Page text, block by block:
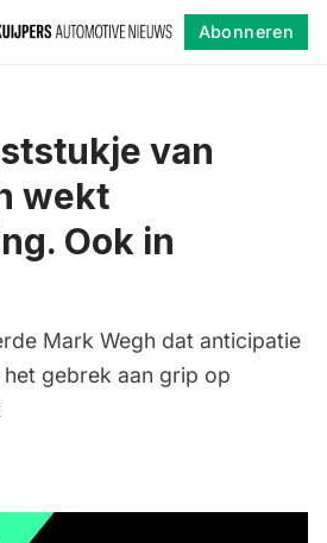
Abonneren
van
wekt
Ook in
Mark Wegh dat anticipatie
gebrek aan grip op